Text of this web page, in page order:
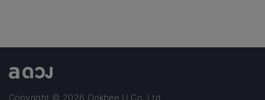
Copyright © 2026 Ookbee U Co.,Ltd.